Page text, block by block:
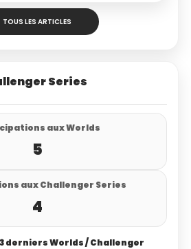
TOUS LES ARTICLES
Series
aux Worlds
5
aux Challenger Series
4
derniers Worlds / Challenger